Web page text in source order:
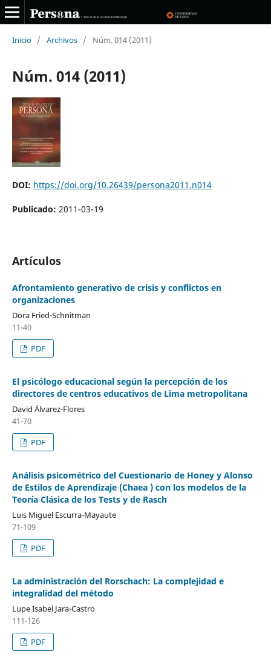
Inicio / Archivos / Núm. 014 (2011)
Núm. 014 (2011)
DOI: https://doi.org/10.26439/persona2011.n014
Publicado: 2011-03-19
Artículos
Afrontamiento generativo de crisis y conflictos en
organizaciones
Dora Fried-Schnitman
11-40
PDF
El psicólogo educacional según la percepción de los
directores de centros educativos de Lima metropolitana
David Álvarez-Flores
41-70
PDF
Análisis psicométrico del Cuestionario de Honey y Alonso
de Estilos de Aprendizaje (Chaea ) con los modelos de la
Teoría Clásica de los Tests y de Rasch
Luis Miguel Escurra-Mayaute
71-109
PDF
La administración del Rorschach: La complejidad e
integralidad del método
Lupe Isabel Jara-Castro
111-126
PDF